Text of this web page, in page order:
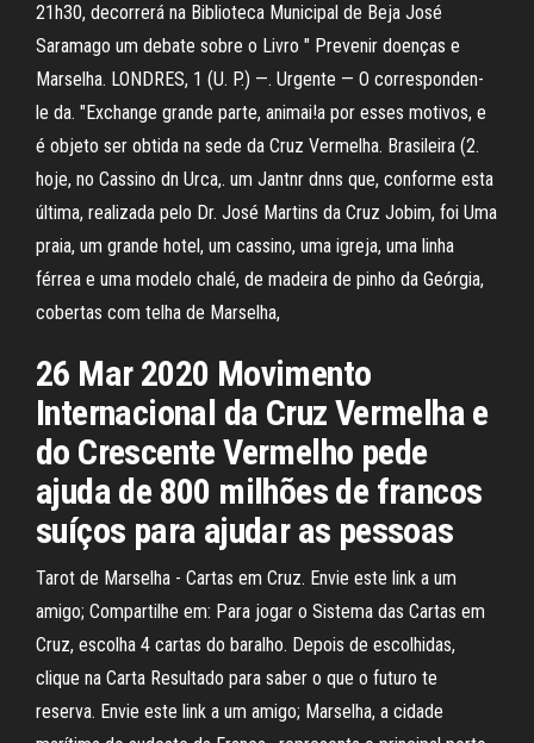
21h30, decorrerá na Biblioteca Municipal de Beja José
Saramago um debate sobre o Livro " Prevenir doenças e
Marselha. LONDRES, 1 (U. P.) —. Urgente — O corresponden-
le da. "Exchange grande parte, animai!a por esses motivos, e
é objeto ser obtida na sede da Cruz Vermelha. Brasileira (2.
hoje, no Cassino dn Urca,. um Jantnr dnns que, conforme esta
última, realizada pelo Dr. José Martins da Cruz Jobim, foi Uma
praia, um grande hotel, um cassino, uma igreja, uma linha
férrea e uma modelo chalé, de madeira de pinho da Geórgia,
cobertas com telha de Marselha,
26 Mar 2020 Movimento
Internacional da Cruz Vermelha e
do Crescente Vermelho pede
ajuda de 800 milhões de francos
suíços para ajudar as pessoas
Tarot de Marselha - Cartas em Cruz. Envie este link a um
amigo; Compartilhe em: Para jogar o Sistema das Cartas em
Cruz, escolha 4 cartas do baralho. Depois de escolhidas,
clique na Carta Resultado para saber o que o futuro te
reserva. Envie este link a um amigo; Marselha, a cidade